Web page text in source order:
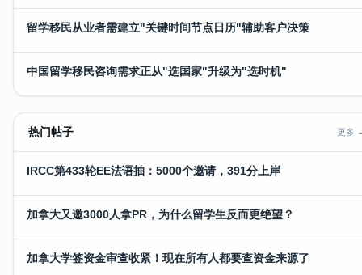
留学移民从业者需建立"关键时间节点日历"辅助客户决策
中国留学移民咨询需求正从"选国家"升级为"选时机"
热门帖子 更多
IRCC第433轮EE法语抽：5000个邀请，391分上岸
加拿大又邀3000人拿PR，为什么留学生反而更绝望？
加拿大学签资金审查收紧！现在所有人都要查资金来源了